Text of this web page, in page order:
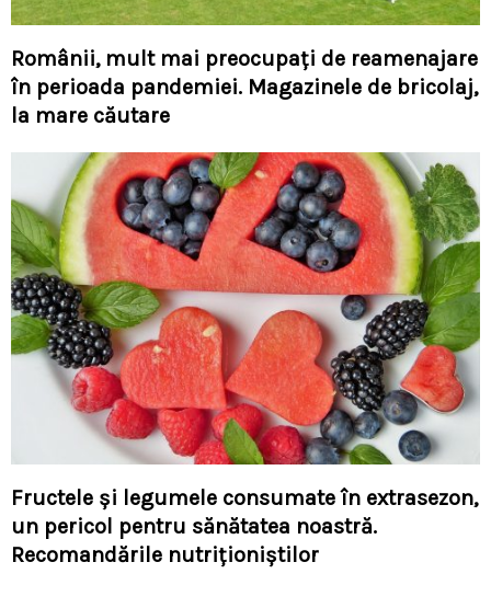
Românii, mult mai preocupați de reamenajare
în perioada pandemiei. Magazinele de bricolaj,
la mare căutare
Fructele şi legumele consumate în extrasezon,
un pericol pentru sănătatea noastră.
Recomandările nutriționiștilor